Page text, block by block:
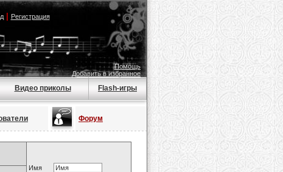
| Регистрация
Помощь
Добавить в избранное
Видео приколы Flash-игры
Форум
Имя